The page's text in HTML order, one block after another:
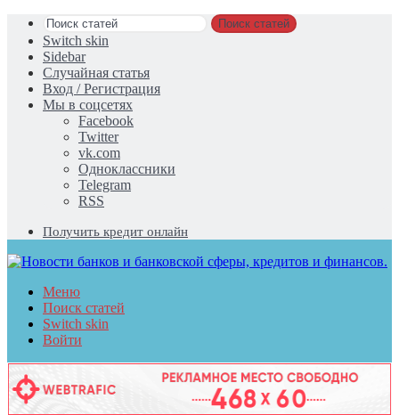
Поиск статей
Switch skin
Sidebar
Случайная статья
Вход / Регистрация
Мы в соцсетях
Facebook
Twitter
vk.com
Одноклассники
Telegram
RSS
Получить кредит онлайн
Меню
Поиск статей
Switch skin
Войти